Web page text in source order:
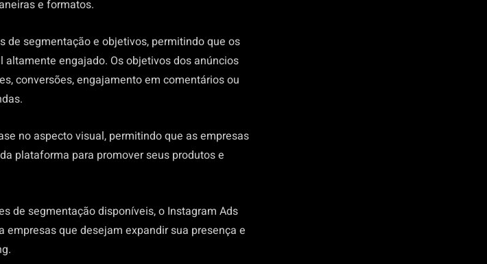
e formatos.
de segmentação e objetivos, permitindo que os
engajado. Os objetivos dos anúncios
conversões, engajamento em comentários ou
no aspecto visual, permitindo que as empresas
plataforma para promover seus produtos e
de segmentação disponíveis, o Instagram Ads
que desejam expandir sua presença e